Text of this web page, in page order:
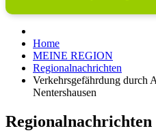
Home
MEINE REGION
Regionalnachrichten
Verkehrsgefährdung durch
Nentershausen